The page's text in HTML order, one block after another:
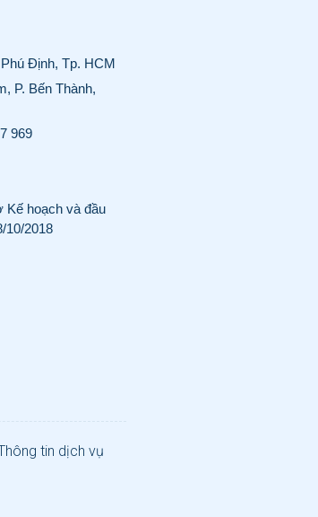
Định, Tp. HCM
P. Bến Thành,
969
Kế hoạch và đầu
10/2018
tin dịch vụ